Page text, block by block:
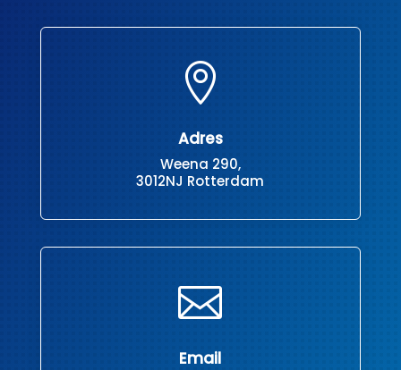

Adres
Weena 290,
3012NJ Rotterdam

Email